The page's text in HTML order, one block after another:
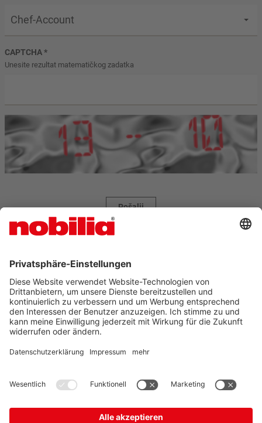
Chef-Account
CAPTCHA*
Unesite rezultat matematičkog zadatka
Pošalji
AGB